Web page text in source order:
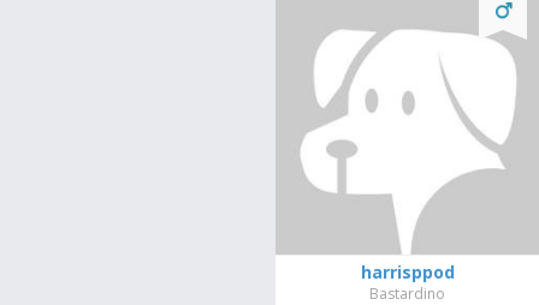
harrisppod
Bastardino